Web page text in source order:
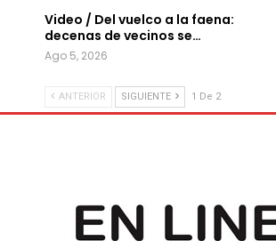
Video / Del vuelco a la faena:
decenas de vecinos se…
Ago 5, 2026
ANTERIOR SIGUIENTE 1 De 2